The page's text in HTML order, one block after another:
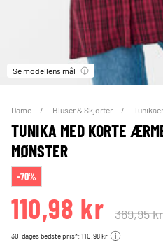
Se modellens mål
Dame Bluser & Skjorter Tunikaer
TUNIKA MED KORTE
MØNSTER
-70%
110,98 kr 369,95 kr
30-dages bedste pris*: 110,98 kr